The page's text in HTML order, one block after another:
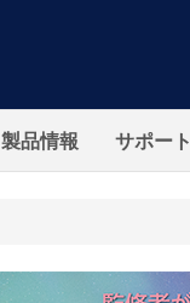
製品情報 サポート